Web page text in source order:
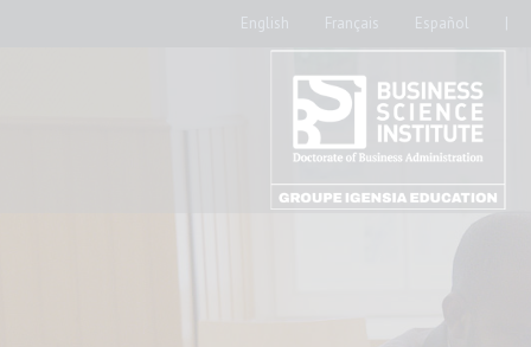
English Français Español |